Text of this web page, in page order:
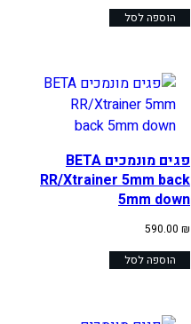
הוספה לסל
פגים מונמכים BETA
RR/Xtrainer 5mm back
5mm down
590.00 ₪
הוספה לסל